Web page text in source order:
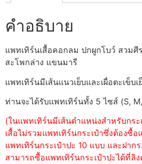
คำอธิบาย
แพทเทิร์นเสื้อคอกลม ปกผูกโบว์ สวมศี
สะโพกล่าง แขนมารี
แพทเทิร์นมีเส้นแนวเย็บและเผื่อตะเข็บเ
ท่านจะได้รับแพทเทิร์นทั้ง 5 ไซส์ (S, M,
(ในแพทเทิร์นมีเส้นตำแหน่งสำหรับกร
เสื้อไม่รวมแพทเทิร์นกระเป๋าซึ่งต้องซื้
แพทเทิร์นกระเป๋าปะ 10 แบบ และฝาก
สามารถซื้อแพทเทิร์นกระเป๋าปะได้ที่ลิ